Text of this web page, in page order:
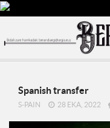
Spanish transfer
S-PAIN 28 EKA, 2022